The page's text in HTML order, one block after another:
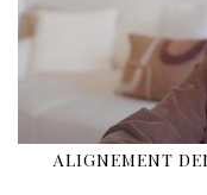
ALIGNEMENT